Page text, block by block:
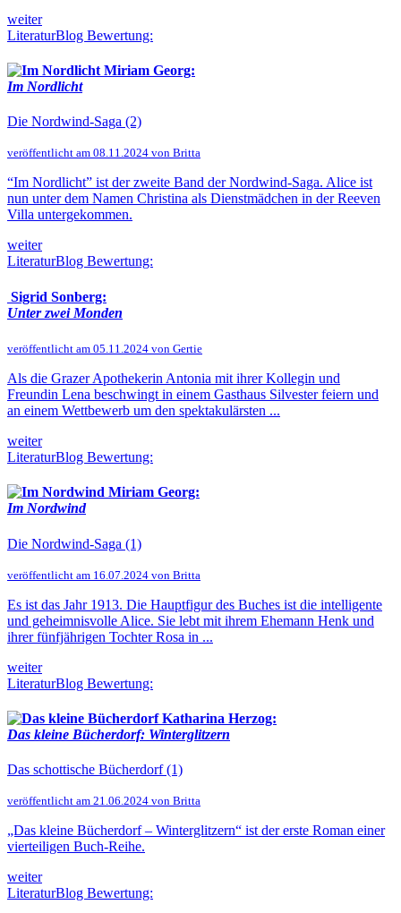
weiter
LiteraturBlog Bewertung:
Miriam Georg:
Im Nordlicht
Die Nordwind-Saga (2)
veröffentlicht am 08.11.2024 von Britta
“Im Nordlicht” ist der zweite Band der Nordwind-Saga. Alice ist
nun unter dem Namen Christina als Dienstmädchen in der Reeven
Villa untergekommen.
weiter
LiteraturBlog Bewertung:
Sigrid Sonberg:
Unter zwei Monden
veröffentlicht am 05.11.2024 von Gertie
Als die Grazer Apothekerin Antonia mit ihrer Kollegin und
Freundin Lena beschwingt in einem Gasthaus Silvester feiern und
an einem Wettbewerb um den spektakulärsten ...
weiter
LiteraturBlog Bewertung:
Miriam Georg:
Im Nordwind
Die Nordwind-Saga (1)
veröffentlicht am 16.07.2024 von Britta
Es ist das Jahr 1913. Die Hauptfigur des Buches ist die intelligente
und geheimnisvolle Alice. Sie lebt mit ihrem Ehemann Henk und
ihrer fünfjährigen Tochter Rosa in ...
weiter
LiteraturBlog Bewertung:
Katharina Herzog:
Das kleine Bücherdorf: Winterglitzern
Das schottische Bücherdorf (1)
veröffentlicht am 21.06.2024 von Britta
„Das kleine Bücherdorf – Winterglitzern“ ist der erste Roman einer
vierteiligen Buch-Reihe.
weiter
LiteraturBlog Bewertung: